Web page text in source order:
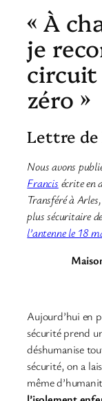
« À
je
circuit
zéro »
Lettre de
Nous avons
Francis écrite en
Transféré à
plus sécuritaire
l’antenne le 18
Aujourd’hui en
sécurité prend
déshumanise
sécurité, on a
même